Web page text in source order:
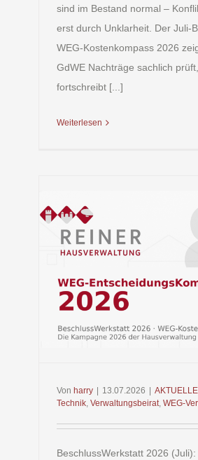
sind im Bestand normal –
erst durch Unklarheit. Der Juli-
WEG-Kostenkompass 2026
GdWE Nachträge sachlich
fortschreibt [...]
Weiterlesen
Von harry 13.07.2026
Technik, Verwaltungsbeirat, WEG-
BeschlussWerkstatt 2026 (Juli):